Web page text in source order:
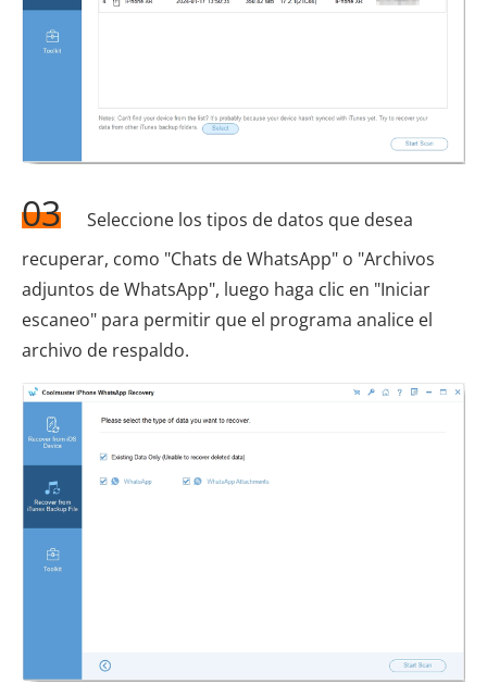
03
Seleccione los tipos de datos que desea
recuperar, como "Chats de WhatsApp" o "Archivos
adjuntos de WhatsApp", luego haga clic en "Iniciar
escaneo" para permitir que el programa analice el
archivo de respaldo.